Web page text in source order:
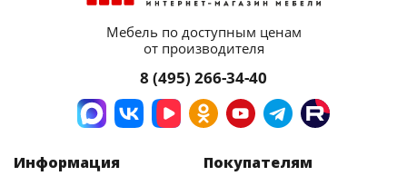
Мебель по доступным ценам
от производителя
8 (495) 266-34-40
Информация
Покупателям